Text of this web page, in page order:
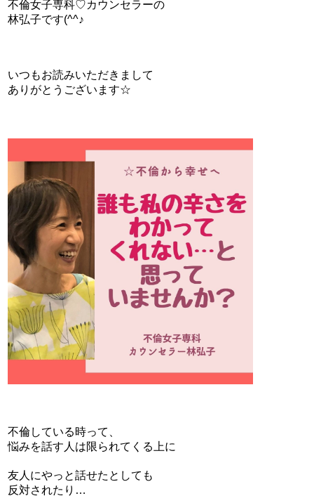
不倫女子専科♡カウンセラーの
林弘子です(^^♪
いつもお読みいただきまして
ありがとうございます☆
不倫している時って、
悩みを話す人は限られてくる上に
友人にやっと話せたとしても
反対されたり…